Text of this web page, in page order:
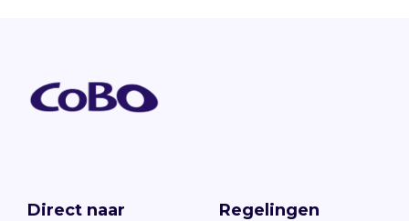
Direct naar Regelingen